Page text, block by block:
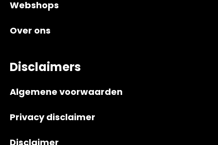
Webshops
Over ons
Disclaimers
Algemene voorwaarden
Privacy disclaimer
Disclaimer